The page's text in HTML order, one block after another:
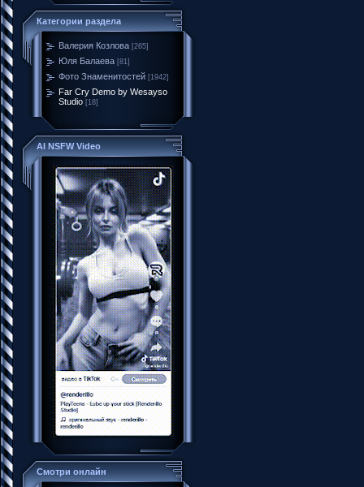
Категории раздела
Валерия Козлова [265]
Юля Балаева [81]
Фото Знаменитостей [1942]
Far Cry Demo by Wesayso
Studio [18]
AI NSFW Video
Смотри онлайн